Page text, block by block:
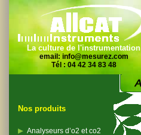
La culture de l'instrumentation
email: info@mesurez.com
Tél : 04 42 34 83 48
Nos produits
Analyseurs d’o2 et co2